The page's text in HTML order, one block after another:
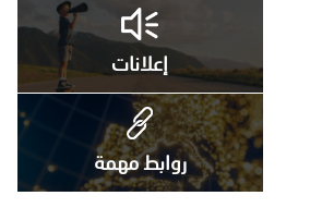
إعلانات
روابط مهمة